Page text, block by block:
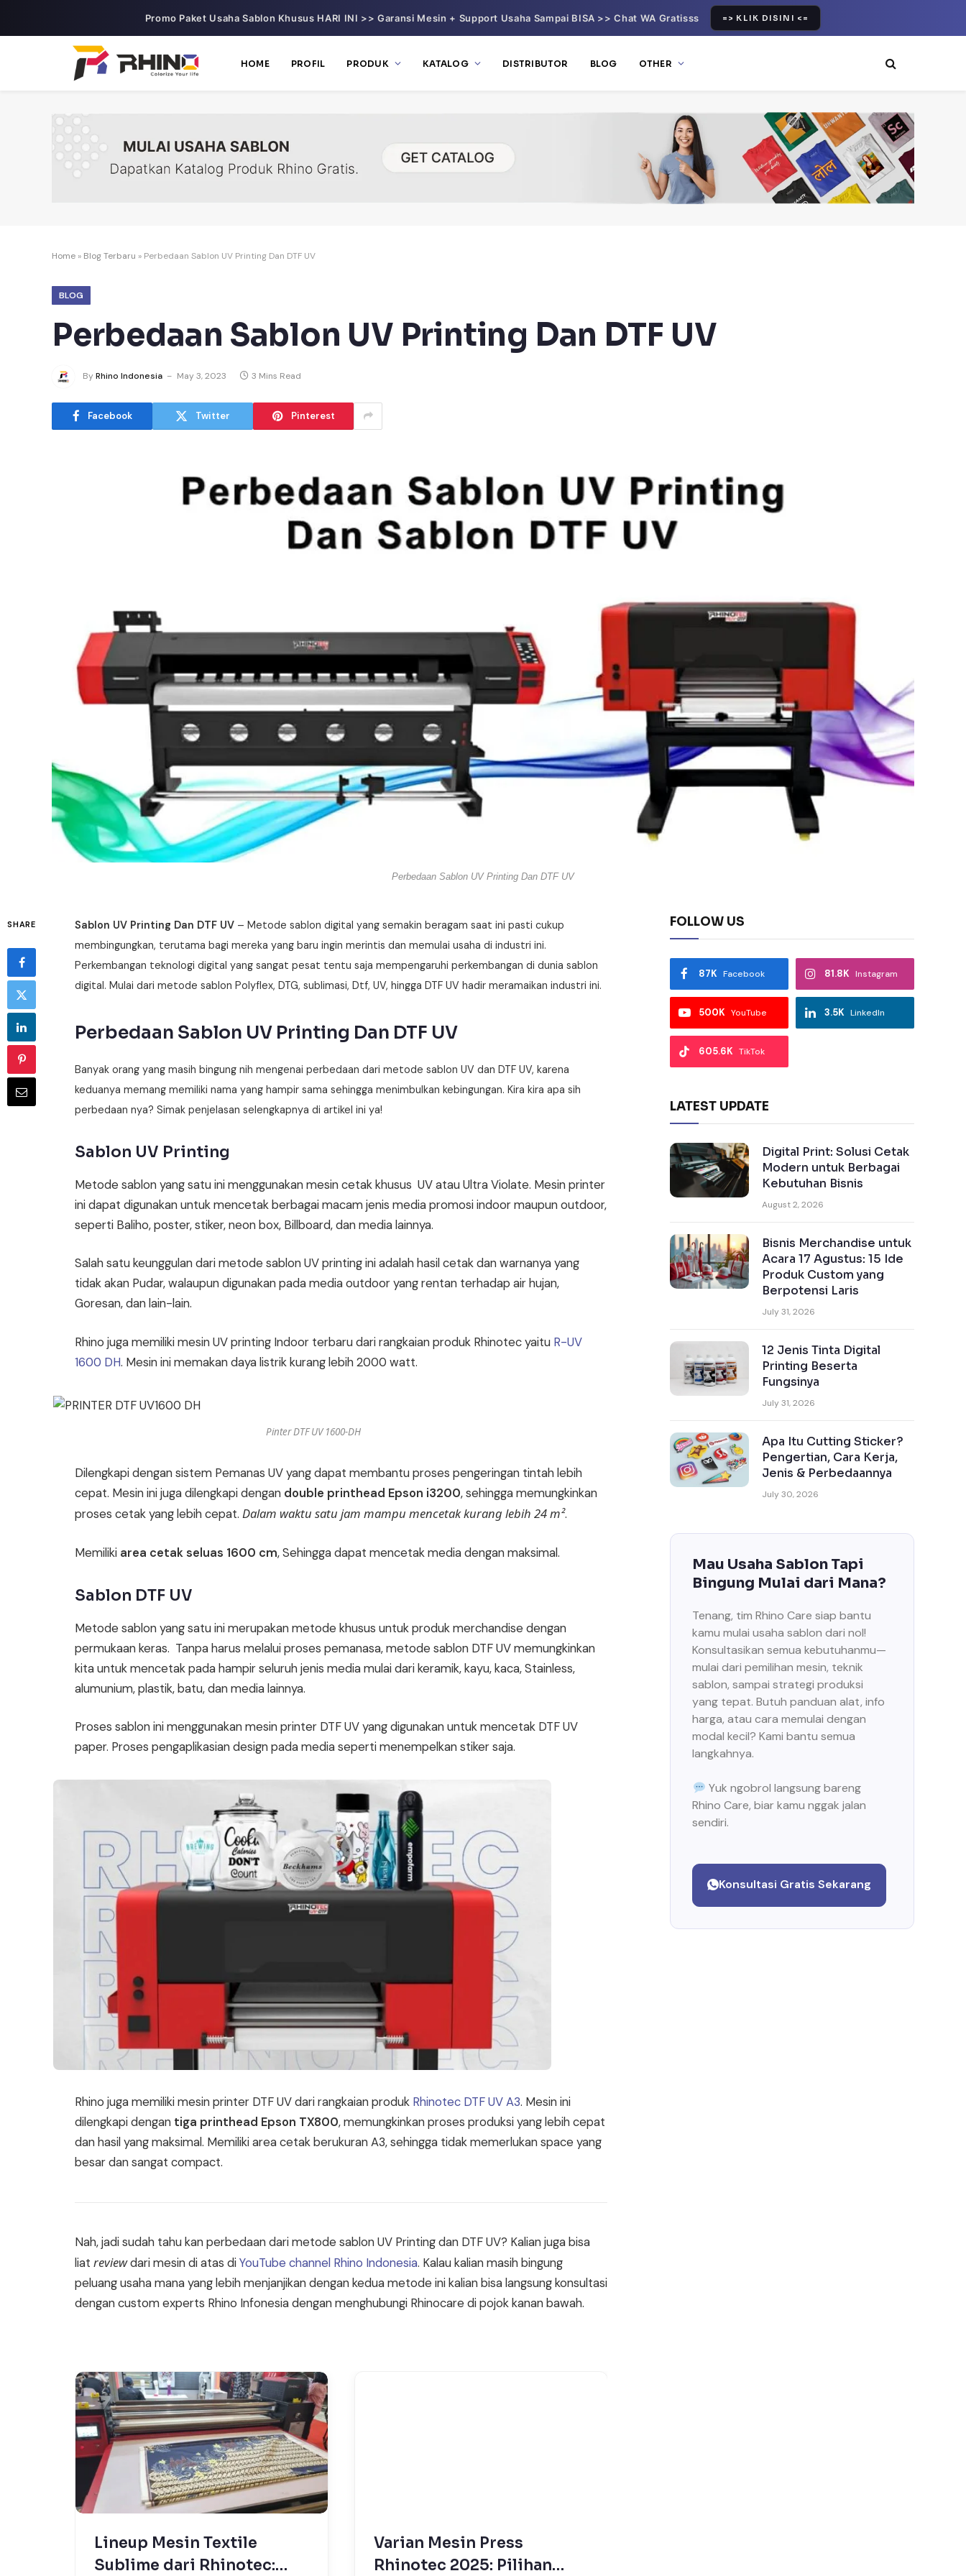
Promo Paket Usaha Sablon Khusus HARI INI >> Garansi Mesin + Support Usaha Sampai BISA >> Chat WA Gratisss => KLIK DISINI <=
HOME PROFIL PRODUK KATALOG DISTRIBUTOR BLOG OTHER
Home » Blog Terbaru » Perbedaan Sablon UV Printing Dan DTF UV
BLOG
Perbedaan Sablon UV Printing Dan DTF UV
ByRhino Indonesia May 3, 2023 3 Mins Read
Facebook Twitter Pinterest
Perbedaan Sablon UV Printing Dan DTF UV
SHARE Sablon UV Printing Dan DTF UV– Metode sablon digital yang semakin beragam saat ini pasti cukup
membingungkan, terutama bagi mereka yang baru ingin merintis dan memulai usaha di industri ini.
Perkembangan teknologi digital yang sangat pesat tentu saja mempengaruhi perkembangan di dunia sablon
digital. Mulai dari metode sablon Polyflex, DTG, sublimasi, Dtf, UV, hingga DTF UV hadir meramaikan industri ini.
Perbedaan Sablon UV Printing Dan DTF UV
Banyak orang yang masih bingung nih mengenai perbedaan dari metode sablon UV dan DTF UV, karena
keduanya memang memiliki nama yang hampir sama sehingga menimbulkan kebingungan. Kira kira apa sih
perbedaan nya? Simak penjelasan selengkapnya di artikel ini ya!
Sablon UV Printing
Metode sablon yang satu ini menggunakan mesin cetak khusus UV atau Ultra Violate. Mesin printer
ini dapat digunakan untuk mencetak berbagai macam jenis media promosi indoor maupun outdoor,
seperti Baliho, poster, stiker, neon box, Billboard, dan media lainnya.
Salah satu keunggulan dari metode sablon UV printing ini adalah hasil cetak dan warnanya yang
tidak akan Pudar, walaupun digunakan pada media outdoor yang rentan terhadap air hujan,
Goresan, dan lain-lain.
Rhino juga memiliki mesin UV printing Indoor terbaru dari rangkaian produk Rhinotec yaitu R-UV
1600 DH. Mesin ini memakan daya listrik kurang lebih 2000 watt.
Pinter DTF UV 1600-DH
Dilengkapi dengan sistem Pemanas UV yang dapat membantu proses pengeringan tintah lebih
cepat. Mesin ini juga dilengkapi dengan double printhead Epson i3200, sehingga memungkinkan
proses cetak yang lebih cepat. Dalam waktu satu jam mampu mencetak kurang lebih 24 m².
Memiliki area cetak seluas 1600 cm, Sehingga dapat mencetak media dengan maksimal.
Sablon DTF UV
Metode sablon yang satu ini merupakan metode khusus untuk produk merchandise dengan
permukaan keras. Tanpa harus melalui proses pemanasa, metode sablon DTF UV memungkinkan
kita untuk mencetak pada hampir seluruh jenis media mulai dari keramik, kayu, kaca, Stainless,
alumunium, plastik, batu, dan media lainnya.
Proses sablon ini menggunakan mesin printer DTF UV yang digunakan untuk mencetak DTF UV
paper. Proses pengaplikasian design pada media seperti menempelkan stiker saja.
Rhino juga memiliki mesin printer DTF UV dari rangkaian produk Rhinotec DTF UV A3. Mesin ini
dilengkapi dengan tiga printhead Epson TX800, memungkinkan proses produksi yang lebih cepat
dan hasil yang maksimal. Memiliki area cetak berukuran A3, sehingga tidak memerlukan space yang
besar dan sangat compact.
Nah, jadi sudah tahu kan perbedaan dari metode sablon UV Printing dan DTF UV? Kalian juga bisa
liat reviewdari mesin di atas di YouTube channel Rhino Indonesia. Kalau kalian masih bingung
peluang usaha mana yang lebih menjanjikan dengan kedua metode ini kalian bisa langsung konsultasi
dengan custom experts Rhino Infonesia dengan menghubungi Rhinocare di pojok kanan bawah.
Lineup Mesin Textile
Sublime dari Rhinotec:
Varian Mesin Press
Rhinotec 2025: Pilihan
FOLLOW US
Facebook
87K Instagram
81.8K
YouTube
500K LinkedIn
3.5K
TikTok
605.6K
LATEST UPDATE
Digital Print: Solusi Cetak
Modern untuk Berbagai
Kebutuhan Bisnis
August 2, 2026
Bisnis Merchandise untuk
Acara 17 Agustus: 15 Ide
Produk Custom yang
Berpotensi Laris
July 31, 2026
12 Jenis Tinta Digital
Printing Beserta
Fungsinya
July 31, 2026
Apa Itu Cutting Sticker?
Pengertian, Cara Kerja,
Jenis & Perbedaannya
July 30, 2026
Mau Usaha Sablon Tapi
Bingung Mulai dari Mana?
Tenang, tim Rhino Care siap bantu
kamu mulai usaha sablon dari nol!
Konsultasikan semua kebutuhanmu—
mulai dari pemilihan mesin, teknik
sablon, sampai strategi produksi
yang tepat. Butuh panduan alat, info
harga, atau cara memulai dengan
modal kecil? Kami bantu semua
langkahnya.
Yuk ngobrol langsung bareng
Rhino Care, biar kamu nggak jalan
sendiri.
Konsultasi Gratis Sekarang